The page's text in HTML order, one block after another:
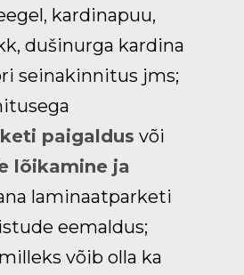
kardinapuu,
dušinurga kardina
seinakinnitus jms;
paigaldus või
lõikamine ja
laminaatparketi
eemaldus;
võib olla ka